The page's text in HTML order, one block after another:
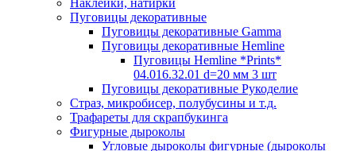
Наклейки, натирки
Пуговицы декоративные
Пуговицы декоративные Gamma
Пуговицы декоративные Hemline
Пуговицы Hemline *Prints*
04.016.32.01 d=20 мм 3 шт
Пуговицы декоративные Рукоделие
Страз, микробисер, полубусины и т.д.
Трафареты для скрапбукинга
Фигурные дыроколы
Угловые дыроколы фигурные (дыроколы